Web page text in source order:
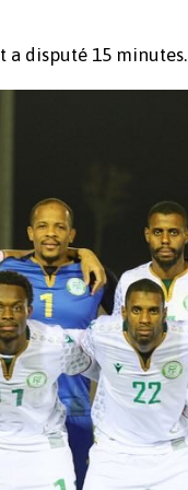
a disputé 15 minutes.